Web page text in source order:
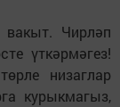
Чирләп
үткәрмәгез!
низаглар
курыкмагыз,